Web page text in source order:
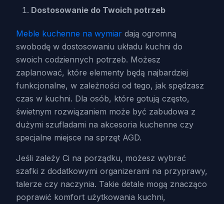
Dostosowanie do Twoich potrzeb
Meble kuchenne na wymiar dają ogromną
swobodę w dostosowaniu układu kuchni do
swoich codziennych potrzeb. Możesz
zaplanować, które elementy będą najbardziej
funkcjonalne, w zależności od tego, jak spędzasz
czas w kuchni. Dla osób, które gotują często,
świetnym rozwiązaniem może być zabudowa z
dużymi szufladami na akcesoria kuchenne czy
specjalne miejsce na sprzęt AGD.
Jeśli zależy Ci na porządku, możesz wybrać
szafki z dodatkowymi organizerami na przyprawy,
talerze czy naczynia. Takie detale mogą znacząco
poprawić komfort użytkowania kuchni,